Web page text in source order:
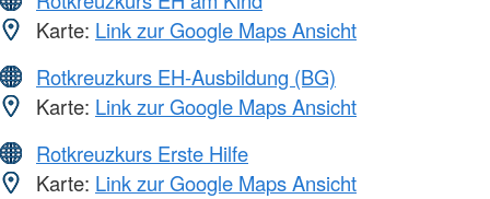
Karte: Link zur Google Maps Ansicht
Rotkreuzkurs EH-Ausbildung (BG)
Karte: Link zur Google Maps Ansicht
Rotkreuzkurs Erste Hilfe
Karte: Link zur Google Maps Ansicht